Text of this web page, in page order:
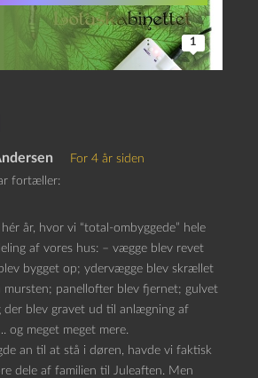
1
For 4 år siden
fortæller:
år, hvor vi “total-ombyggede” hele
af vores hus: – vægge blev revet
bygget op; ydervægge blev skrællet
mursten; panellofter blev fjernet; gulvet
der blev gravet ud til anlægning af
og meget meget mere.
an til at stå i døren, havde vi faktisk
dele af familien til Juleaften. Men